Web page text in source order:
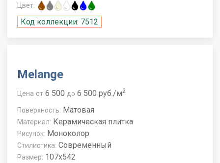
Цвет:
Код коллекции: 7512
Melange
Цена от 6 500 до 6 500 руб./м2
Поверхность: Матовая
Материал: Керамическая плитка
Рисунок: Моноколор
Стилистика: Современный
Размер: 107x542